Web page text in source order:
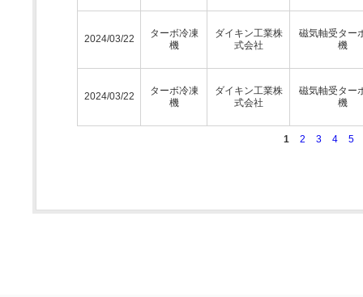
2024/03/22
ターボ冷凍
機
ダイキン工業株
式会社
磁気軸受ター
機
2024/03/22
ターボ冷凍
機
ダイキン工業株
式会社
磁気軸受ター
機
1 2 3 4 5